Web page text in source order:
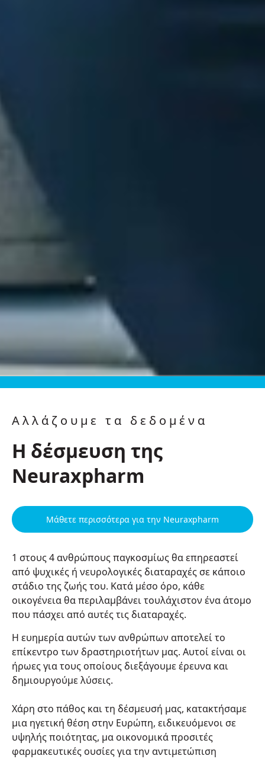
Αλλάζουμε τα δεδομένα
Η δέσμευση της
Neuraxpharm
Μάθετε περισσότερα για την Neuraxpharm
1 στους 4 ανθρώπους παγκοσμίως θα επηρεαστεί
από ψυχικές ή νευρολογικές διαταραχές σε κάποιο
στάδιο της ζωής του. Κατά μέσο όρο, κάθε
οικογένεια θα περιλαμβάνει τουλάχιστον ένα άτομο
που πάσχει από αυτές τις διαταραχές.
Η ευημερία αυτών των ανθρώπων αποτελεί το
επίκεντρο των δραστηριοτήτων μας. Αυτοί είναι οι
ήρωες για τους οποίους διεξάγουμε έρευνα και
δημιουργούμε λύσεις.
Χάρη στο πάθος και τη δέσμευσή μας, κατακτήσαμε
μια ηγετική θέση στην Ευρώπη, ειδικευόμενοι σε
υψηλής ποιότητας, μα οικονομικά προσιτές
φαρμακευτικές ουσίες για την αντιμετώπιση